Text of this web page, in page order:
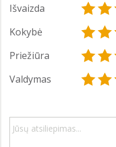
Išvaizda
Kokybė
Priežiūra
Valdymas